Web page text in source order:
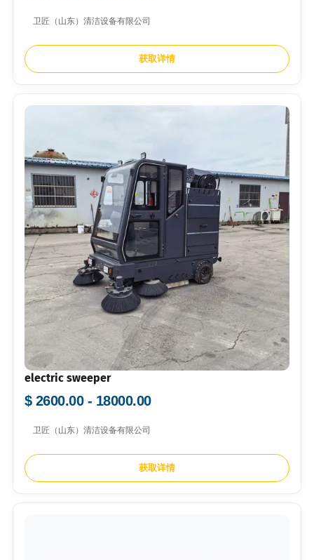
卫匠（山东）清洁设备有限公司
获取详情
electric sweeper
$ 2600.00 - 18000.00
卫匠（山东）清洁设备有限公司
获取详情